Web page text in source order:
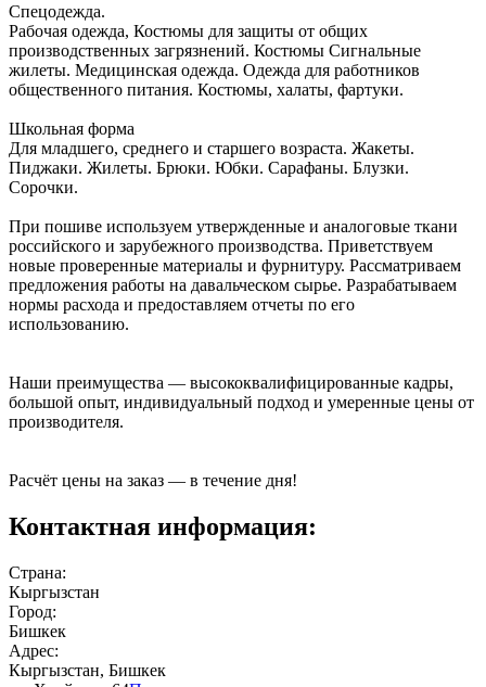
Спецодежда.
Рабочая одежда, Костюмы для защиты от общих
производственных загрязнений. Костюмы Сигнальные
жилеты. Медицинская одежда. Одежда для работников
общественного питания. Костюмы, халаты, фартуки.
Школьная форма
Для младшего, среднего и старшего возраста. Жакеты.
Пиджаки. Жилеты. Брюки. Юбки. Сарафаны. Блузки.
Сорочки.
При пошиве используем утвержденные и аналоговые ткани
российского и зарубежного производства. Приветствуем
новые проверенные материалы и фурнитуру. Рассматриваем
предложения работы на давальческом сырье. Разрабатываем
нормы расхода и предоставляем отчеты по его
использованию.
Наши преимущества — высококвалифицированные кадры,
большой опыт, индивидуальный подход и умеренные цены от
производителя.
Расчёт цены на заказ — в течение дня!
Контактная информация:
Страна:
Кыргызстан
Город:
Бишкек
Адрес:
Кыргызстан, Бишкек